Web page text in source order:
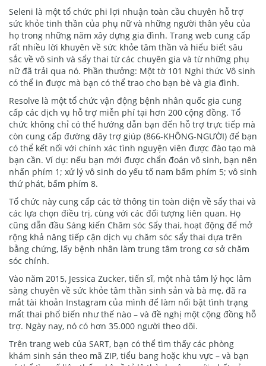
Seleni là một tổ chức phi lợi nhuận toàn cầu chuyên hỗ trợ
sức khỏe tinh thần của phụ nữ và những người thân yêu của
họ trong những năm xây dựng gia đình. Trang web cung cấp
rất nhiều lời khuyên về sức khỏe tâm thần và hiểu biết sâu
sắc về vô sinh và sẩy thai từ các chuyên gia và từ những phụ
nữ đã trải qua nó. Phần thưởng: Một tờ 101 Nghi thức Vô sinh
có thể in được mà bạn có thể trao cho bạn bè và gia đình.
Resolve là một tổ chức vận động bệnh nhân quốc gia cung
cấp các dịch vụ hỗ trợ miễn phí tại hơn 200 cộng đồng. Tổ
chức không chỉ có thể hướng dẫn bạn đến hỗ trợ trực tiếp mà
còn cung cấp đường dây trợ giúp (866-KHÔNG-NGƯỜI) để bạn
có thể kết nối với chính xác tình nguyện viên được đào tạo mà
bạn cần. Ví dụ: nếu bạn mới được chẩn đoán vô sinh, bạn nên
nhấn phím 1; xử lý vô sinh do yếu tố nam bấm phím 5; vô sinh
thứ phát, bấm phím 8.
Tổ chức này cung cấp các tờ thông tin toàn diện về sẩy thai và
các lựa chọn điều trị, cùng với các đối tượng liên quan. Họ
cũng dẫn đầu Sáng kiến Chăm sóc Sẩy thai, hoạt động để mở
rộng khả năng tiếp cận dịch vụ chăm sóc sẩy thai dựa trên
bằng chứng, lấy bệnh nhân làm trung tâm trong cơ sở chăm
sóc chính.
Vào năm 2015, Jessica Zucker, tiến sĩ, một nhà tâm lý học lâm
sàng chuyên về sức khỏe tâm thần sinh sản và bà mẹ, đã ra
mắt tài khoản Instagram của mình để làm nổi bật tình trạng
mất thai phổ biến như thế nào – và đề nghị một cộng đồng hỗ
trợ. Ngày nay, nó có hơn 35.000 người theo dõi.
Trên trang web của SART, bạn có thể tìm thấy các phòng
khám sinh sản theo mã ZIP, tiểu bang hoặc khu vực – và bạn